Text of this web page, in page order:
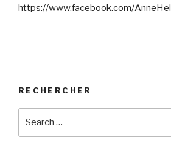
https://www.facebook.com/
RECHERCHER